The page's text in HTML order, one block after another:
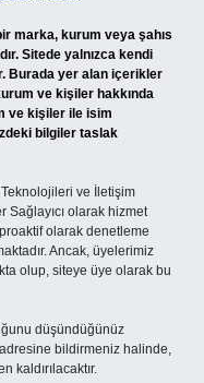
marka, kurum veya şahıs
Sitede yalnızca kendi
Burada yer alan içerikler
ve kişiler hakkında
ve kişiler ile isim
bilgiler taslak
ve İletişim
Sağlayıcı olarak hizmet
olarak denetleme
Ancak, üyelerimiz
olup, siteye üye olarak bu
düşündüğünüz
adresine bildirmeniz halinde,
kaldırılacaktır.